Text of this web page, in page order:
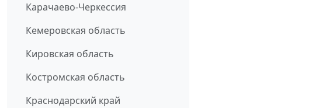
Карачаево-Черкессия
Кемеровская область
Кировская область
Костромская область
Краснодарский край